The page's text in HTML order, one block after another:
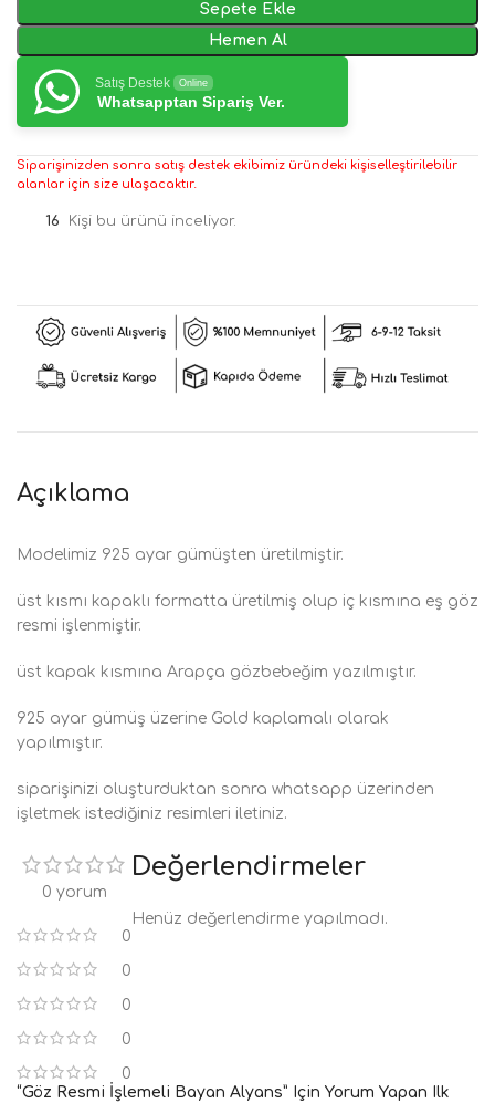
Sepete Ekle
Hemen Al
Satış Destek Online
Whatsapptan Sipariş Ver.
Siparişinizden sonra satış destek ekibimiz üründeki kişiselleştirilebilir
alanlar için size ulaşacaktır.
16 Kişi bu ürünü inceliyor.
Açıklama
Modelimiz 925 ayar gümüşten üretilmiştir.
üst kısmı kapaklı formatta üretilmiş olup iç kısmına eş göz
resmi işlenmiştir.
üst kapak kısmına Arapça gözbebeğim yazılmıştır.
925 ayar gümüş üzerine Gold kaplamalı olarak
yapılmıştır.
siparişinizi oluşturduktan sonra whatsapp üzerinden
işletmek istediğiniz resimleri iletiniz.
0 yorum
0
0
0
0
0
Değerlendirmeler
Henüz değerlendirme yapılmadı.
“Göz Resmi İşlemeli Bayan Alyans” Için Yorum Yapan Ilk